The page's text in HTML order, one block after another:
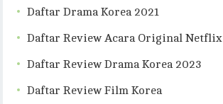
Daftar Drama Korea 2021
Daftar Review Acara Original Netflix
Daftar Review Drama Korea 2023
Daftar Review Film Korea